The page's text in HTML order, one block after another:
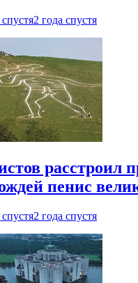
2 года спустя
расстроил
пенис
2 года спустя